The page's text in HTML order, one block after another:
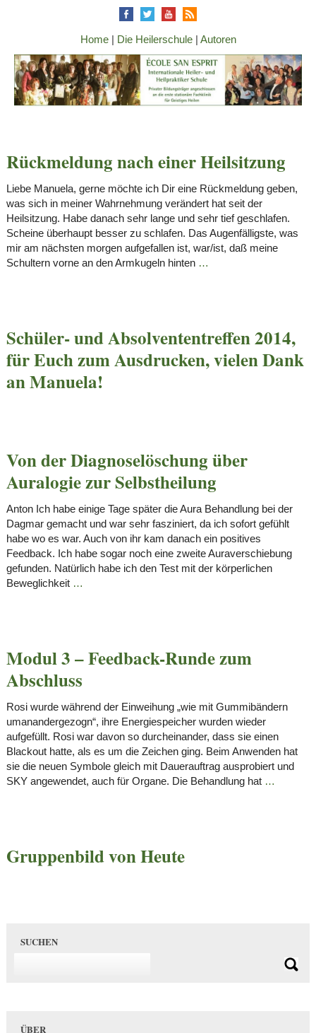
Home| Die Heilerschule| Autoren
Rückmeldung nach einer Heilsitzung
Liebe Manuela, gerne möchte ich Dir eine Rückmeldung geben,
was sich in meiner Wahrnehmung verändert hat seit der
Heilsitzung. Habe danach sehr lange und sehr tief geschlafen.
Scheine überhaupt besser zu schlafen. Das Augenfälligste, was
mir am nächsten morgen aufgefallen ist, war/ist, daß meine
Schultern vorne an den Armkugeln hinten …
Schüler- und Absolvententreffen 2014,
für Euch zum Ausdrucken, vielen Dank
an Manuela!
Von der Diagnoselöschung über
Auralogie zur Selbstheilung
Anton Ich habe einige Tage später die Aura Behandlung bei der
Dagmar gemacht und war sehr fasziniert, da ich sofort gefühlt
habe wo es war. Auch von ihr kam danach ein positives
Feedback. Ich habe sogar noch eine zweite Auraverschiebung
gefunden. Natürlich habe ich den Test mit der körperlichen
Beweglichkeit …
Modul 3 – Feedback-Runde zum
Abschluss
Rosi wurde während der Einweihung „wie mit Gummibändern
umanandergezogn“, ihre Energiespeicher wurden wieder
aufgefüllt. Rosi war davon so durcheinander, dass sie einen
Blackout hatte, als es um die Zeichen ging. Beim Anwenden hat
sie die neuen Symbole gleich mit Dauerauftrag ausprobiert und
SKY angewendet, auch für Organe. Die Behandlung hat …
Gruppenbild von Heute
SUCHEN
ÜBER